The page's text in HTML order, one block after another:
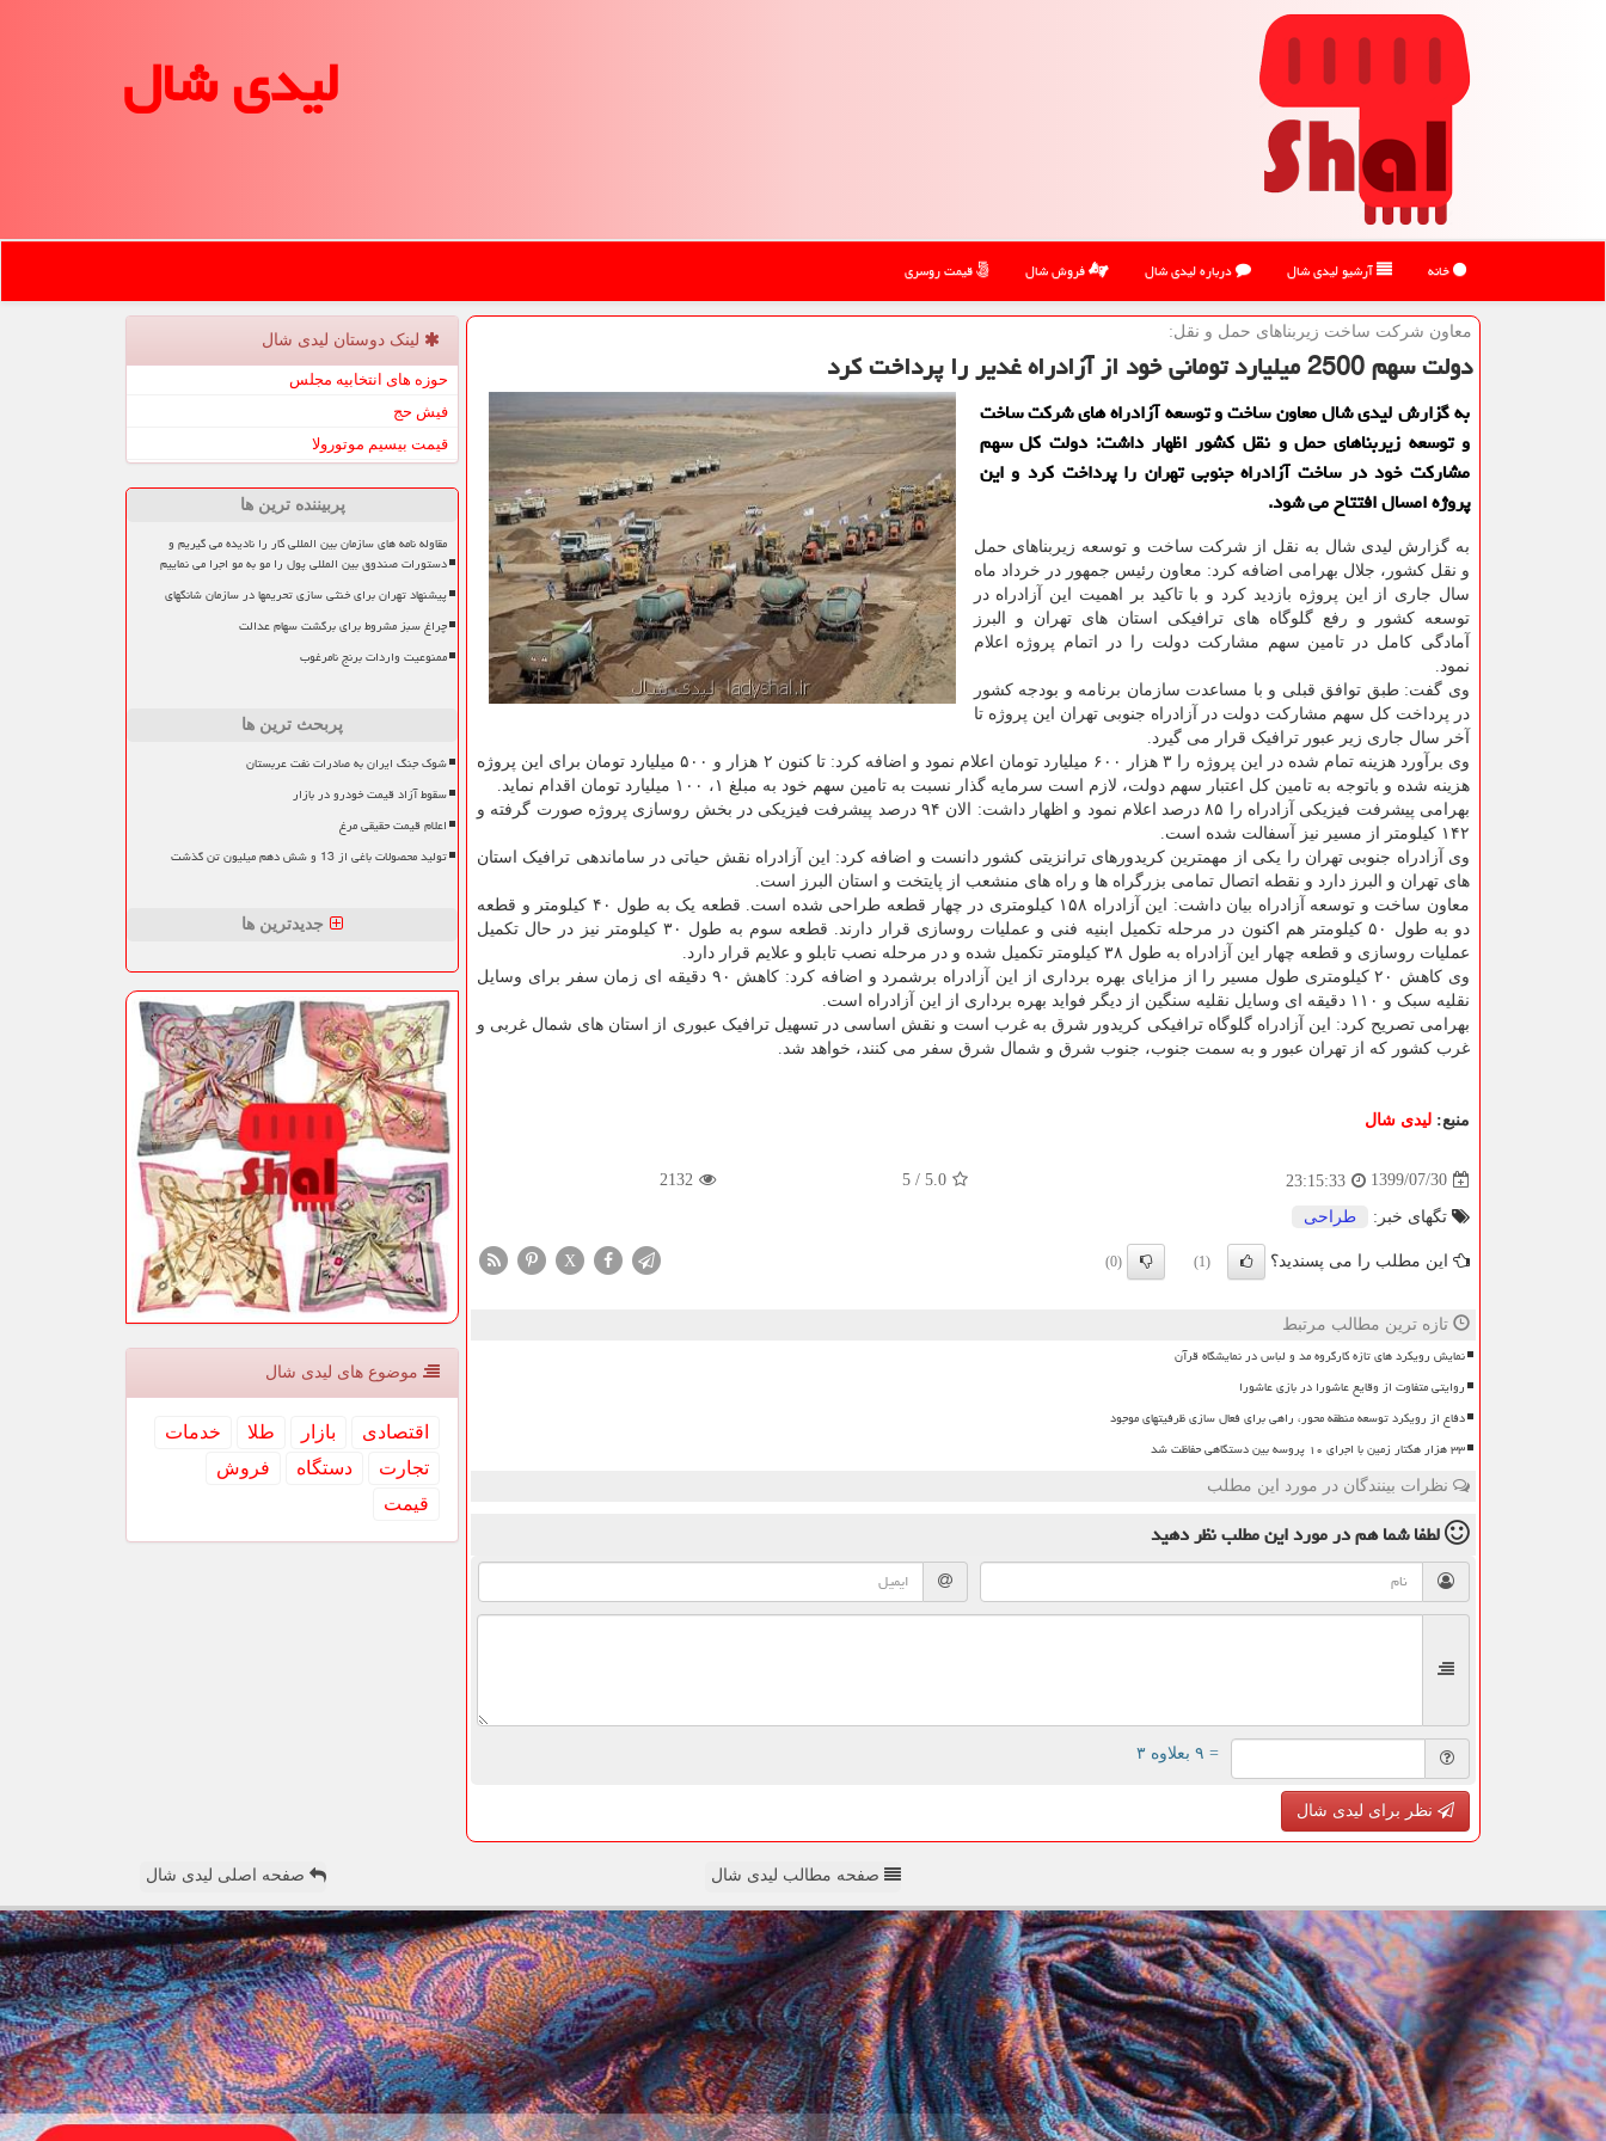
لیدی شال
خانه آرشیو لیدی شال درباره لیدی شال فروش شال قیمت روسری
معاون شركت ساخت زیربناهای حمل و نقل:
دولت سهم 2500 میلیارد تومانی خود از آزادراه غدیر را پرداخت كرد
به گزارش لیدی شال معاون ساخت و توسعه آزادراه های شركت ساخت
و توسعه زیربناهای حمل و نقل كشور اظهار داشت: دولت كل سهم
مشاركت خود در ساخت آزادراه جنوبی تهران را پرداخت كرد و این
پروژه امسال افتتاح می شود.
به گزارش لیدی شال به نقل از شرکت ساخت و توسعه زیربناهای حمل
و نقل کشور، جلال بهرامی اضافه کرد: معاون رئیس جمهور در خرداد ماه
سال جاری از این پروژه بازدید کرد و با تاکید بر اهمیت این آزادراه در
توسعه کشور و رفع گلوگاه های ترافیکی استان های تهران و البرز
آمادگی کامل در تامین سهم مشارکت دولت را در اتمام پروژه اعلام
نمود.
وی گفت: طبق توافق قبلی و با مساعدت سازمان برنامه و بودجه کشور
در پرداخت کل سهم مشارکت دولت در آزادراه جنوبی تهران این پروژه تا
آخر سال جاری زیر عبور ترافیک قرار می گیرد.
وی برآورد هزینه تمام شده در این پروژه را ۳ هزار ۶۰۰ میلیارد تومان اعلام نمود و اضافه کرد: تا کنون ۲ هزار و ۵۰۰ میلیارد تومان برای این پروژه
هزینه شده و باتوجه به تامین کل اعتبار سهم دولت، لازم است سرمایه گذار نسبت به تامین سهم خود به مبلغ ۱، ۱۰۰ میلیارد تومان اقدام نماید.
بهرامی پیشرفت فیزیکی آزادراه را ۸۵ درصد اعلام نمود و اظهار داشت: الان ۹۴ درصد پیشرفت فیزیکی در بخش روسازی پروژه صورت گرفته و
۱۴۲ کیلومتر از مسیر نیز آسفالت شده است.
وی آزادراه جنوبی تهران را یکی از مهمترین کریدورهای ترانزیتی کشور دانست و اضافه کرد: این آزادراه نقش حیاتی در ساماندهی ترافیک استان
های تهران و البرز دارد و نقطه اتصال تمامی بزرگراه ها و راه های منشعب از پایتخت و استان البرز است.
معاون ساخت و توسعه آزادراه بیان داشت: این آزادراه ۱۵۸ کیلومتری در چهار قطعه طراحی شده است. قطعه یک به طول ۴۰ کیلومتر و قطعه
دو به طول ۵۰ کیلومتر هم اکنون در مرحله تکمیل ابنیه فنی و عملیات روسازی قرار دارند. قطعه سوم به طول ۳۰ کیلومتر نیز در حال تکمیل
عملیات روسازی و قطعه چهار این آزادراه به طول ۳۸ کیلومتر تکمیل شده و در مرحله نصب تابلو و علایم قرار دارد.
وی کاهش ۲۰ کیلومتری طول مسیر را از مزایای بهره برداری از این آزادراه برشمرد و اضافه کرد: کاهش ۹۰ دقیقه ای زمان سفر برای وسایل
نقلیه سبک و ۱۱۰ دقیقه ای وسایل نقلیه سنگین از دیگر فواید بهره برداری از این آزادراه است.
بهرامی تصریح کرد: این آزادراه گلوگاه ترافیکی کریدور شرق به غرب است و نقش اساسی در تسهیل ترافیک عبوری از استان های شمال غربی و
غرب کشور که از تهران عبور و به سمت جنوب، جنوب شرق و شمال شرق سفر می کنند، خواهد شد.
منبع: لیدی شال
1399/07/30
23:15:33
5.0
/
5
2132
تگهای خبر: طراحی
این مطلب را می پسندید؟ (1)
(0)
X
تازه ترین مطالب مرتبط
نمایش رویکرد های تازه کارگروه مد و لباس در نمایشگاه قرآن
روایتی متفاوت از وقایع عاشورا در بازی عاشورا
دفاع از رویکرد توسعه منطقه محور، راهی برای فعال سازی ظرفیتهای موجود
۳۳ هزار هکتار زمین با اجرای ۱۰ پروسه بین دستگاهی حفاظت شد
نظرات بینندگان در مورد این مطلب
لطفا شما همدر مورد این مطلبنظر دهید
= ۹ بعلاوه ۳
نظر برای لیدی شال
لینک دوستان لیدی شال
حوزه های انتخابیه مجلس
فیش حج
قیمت بیسیم موتورولا
پربیننده ترین ها
مقاوله نامه های سازمان بین المللی کار را نادیده می گیریم و
دستورات صندوق بین المللی پول را مو به مو اجرا می نماییم
پیشنهاد تهران برای خنثی سازی تحریمها در سازمان شانگهای
چراغ سبز مشروط برای برگشت سهام عدالت
ممنوعیت واردات برنج نامرغوب
پربحث ترین ها
شوک جنگ ایران به صادرات نفت عربستان
سقوط آزاد قیمت خودرو در بازار
اعلام قیمت حقیقی مرغ
تولید محصولات باغی از 13 و شش دهم میلیون تن گذشت
جدیدترین ها
موضوع های لیدی شال
اقتصادی بازار طلا
خدمات
تجارت
دستگاه
فروش
قیمت
صفحه مطالب لیدی شال صفحه اصلی لیدی شال